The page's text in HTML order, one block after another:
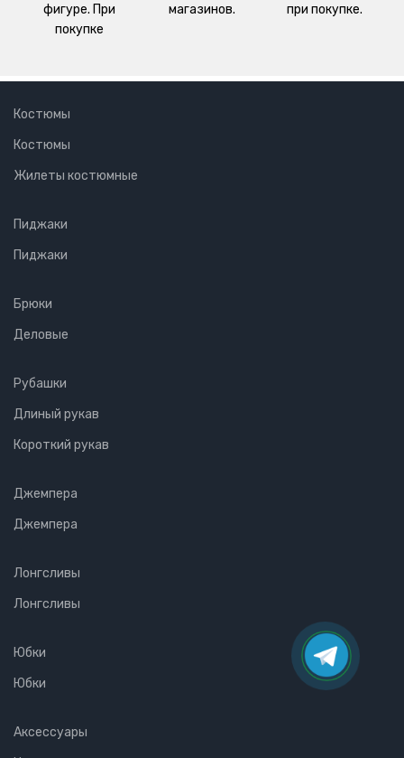
фигуре. При
покупке
магазинов.
при покупке.
Костюмы
Костюмы
Жилеты костюмные
Пиджаки
Пиджаки
Брюки
Деловые
Рубашки
Длиный рукав
Короткий рукав
Джемпера
Джемпера
Лонгсливы
Лонгсливы
Юбки
Юбки
Аксессуары